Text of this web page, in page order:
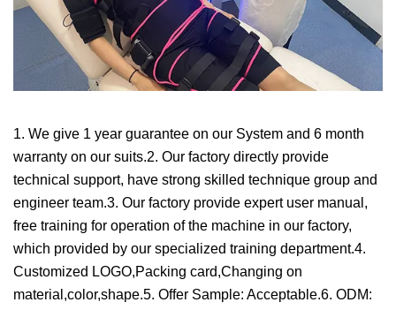
1. We give 1 year guarantee on our System and 6 month
warranty on our suits.2. Our factory directly provide
technical support, have strong skilled technique group and
engineer team.3. Our factory provide expert user manual,
free training for operation of the machine in our factory,
which provided by our specialized training department.4.
Customized LOGO,Packing card,Changing on
material,color,shape.5. Offer Sample: Acceptable.6. ODM: